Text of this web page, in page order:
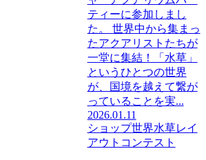
ティーに参加しまし
た。 世界中から集まっ
たアクアリストたちが
一堂に集結！「水草」
というひとつの世界
が、国境を越えて繋が
っていることを実...
2026.01.11
ショップ世界水草レイ
アウトコンテスト